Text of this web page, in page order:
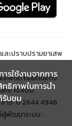
ะปราบปรามยาเสพ
สพติด ถนนดินแดง
คร 10400
าร: 0 2644 4946
พัฒนาระบบ :
รใช้งานจากการ
ธิภาพในการนำ
รับชม